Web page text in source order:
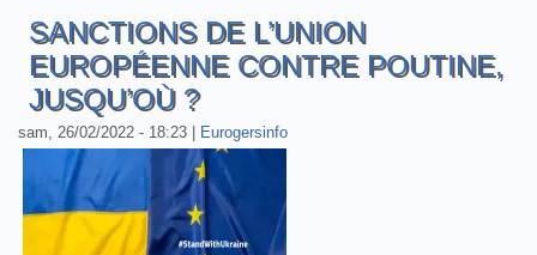
SANCTIONS DE L’UNION
EUROPÉENNE CONTRE POUTINE,
JUSQU’OÙ ?
sam, 26/02/2022 - 18:23 Eurogersinfo